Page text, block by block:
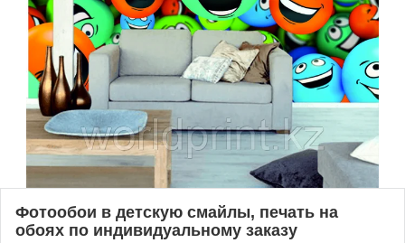
Фотообои в детскую смайлы, печать на
обоях по индивидуальному заказу